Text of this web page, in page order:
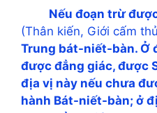
Nếu đoạn trừ được
(Thân kiến, Giới cấm
Trung bát-niết-bàn. Ở
được đẳng giác, được
địa vị này nếu chưa
hành Bát-niết-bàn; ở